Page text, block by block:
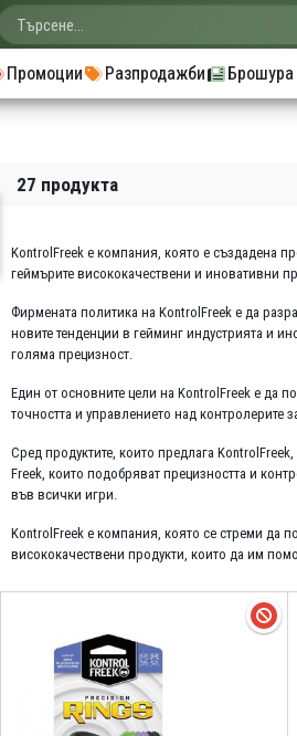
Промоции Разпродажби Брошура
27 продукта
KontrolFreek е компания, която е създадена
геймърите висококачествени и иновативни
Фирмената политика на KontrolFreek е да
новите тенденции в гейминг индустрията и
голяма прецизност.
Един от основните цели на KontrolFreek е да
точността и управлението над контролерите
Сред продуктите, които предлага
Freek, които подобряват прецизността и
във всички игри.
KontrolFreek е компания, която се стреми да
висококачествени продукти, които да им